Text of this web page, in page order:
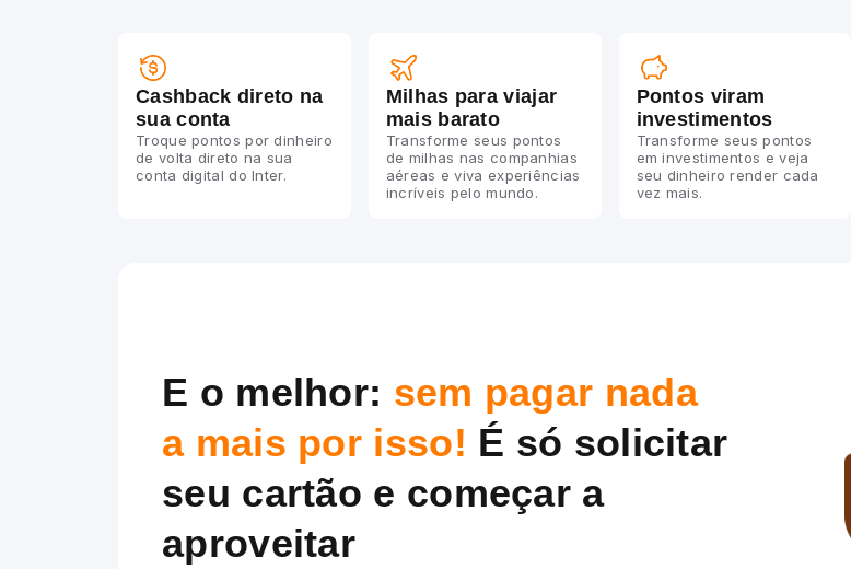
Cashback direto na
sua conta
Troque pontos por dinheiro
de volta direto na sua
conta digital do Inter.
Milhas para viajar
mais barato
Transforme seus pontos
de milhas nas companhias
aéreas e viva experiências
incríveis pelo mundo.
Pontos viram
investimentos
Transforme seus pontos
em investimentos e veja
seu dinheiro render cada
vez mais.
E o melhor: sem pagar nada
a mais por isso! É só solicitar
seu cartão e começar a
aproveitar